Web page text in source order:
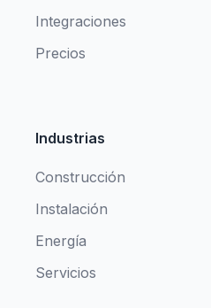
Integraciones
Precios
Industrias
Construcción
Instalación
Energía
Servicios